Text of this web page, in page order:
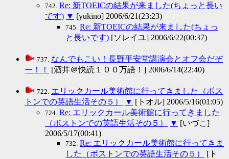
742. Re: 新TOEICの結果が来ました(ちょっと長い
です) ▼ [yukino] 2006/6/21(23:23)
745. Re: 新TOEICの結果が来ました(ちょっ
と長いです) [ソレイユ] 2006/6/22(00:37)
737. なんでもこい！長野平安堂講演会とオフ会だぞ
ー！！
[酒井＠快読１００万語！] 2006/6/14(22:40)
722. エリックカール美術館に行ってきました（ボス
トンでの英語生活その５）
▼ [トオル] 2006/5/16(01:05)
724. Re: エリックカール美術館に行ってきました
（ボストンでの英語生活その５）
▼ [いづこ]
2006/5/17(00:41)
732. Re: エリックカール美術館に行ってきま
した（ボストンでの英語生活その５）
[ト